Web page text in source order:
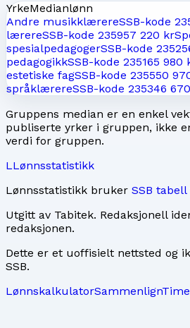
YrkeMedianlønn
Andre musikklærereSSB-kode
lærereSSB-kode 235957 220 kr
spesialpedagogerSSB-kode 2352
pedagogikkSSB-kode 235165 980
estetiske fagSSB-kode 235550
språklærereSSB-kode 235346
Gruppens median er en enkel
publiserte yrker i gruppen, ikke
verdi for gruppen.
LLønnsstatistikk
Lønnsstatistikk bruker SSB tabell
Utgitt av Tabitek. Redaksjonell
redaksjonen.
Dette er et uoffisielt nettsted og
SSB.
LønnskalkulatorSammenlign